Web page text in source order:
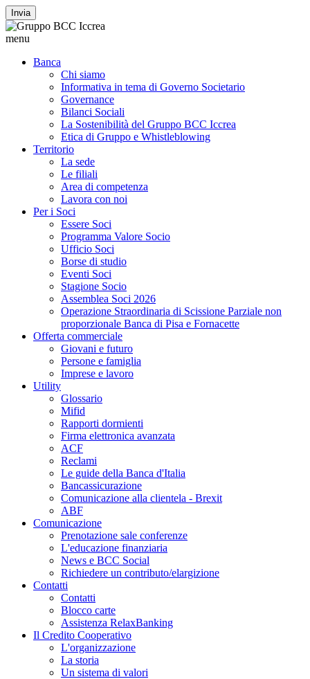
Invia
menu
Banca
Chi siamo
Informativa in tema di Governo Societario
Governance
Bilanci Sociali
La Sostenibilità del Gruppo BCC Iccrea
Etica di Gruppo e Whistleblowing
Territorio
La sede
Le filiali
Area di competenza
Lavora con noi
Per i Soci
Essere Soci
Programma Valore Socio
Ufficio Soci
Borse di studio
Eventi Soci
Stagione Socio
Assemblea Soci 2026
Operazione Straordinaria di Scissione Parziale non
proporzionale Banca di Pisa e Fornacette
Offerta commerciale
Giovani e futuro
Persone e famiglia
Imprese e lavoro
Utility
Glossario
Mifid
Rapporti dormienti
Firma elettronica avanzata
ACF
Reclami
Le guide della Banca d'Italia
Bancassicurazione
Comunicazione alla clientela - Brexit
ABF
Comunicazione
Prenotazione sale conferenze
L'educazione finanziaria
News e BCC Social
Richiedere un contributo/elargizione
Contatti
Contatti
Blocco carte
Assistenza RelaxBanking
Il Credito Cooperativo
L'organizzazione
La storia
Un sistema di valori